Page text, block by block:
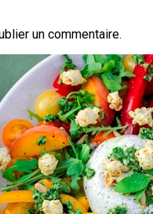
un commentaire.